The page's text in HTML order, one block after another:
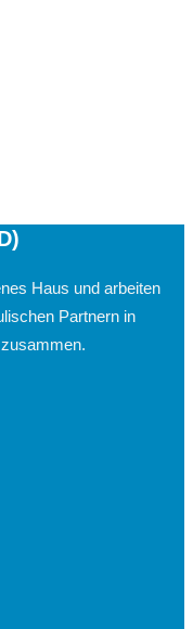
Haus und arbeiten
Partnern in